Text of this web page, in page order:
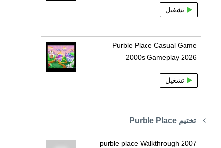
تشغيل
Purble Place Casual Game
2000s Gameplay 2026
تشغيل
تختيم Purble Place
purble place Walkthrough 2007